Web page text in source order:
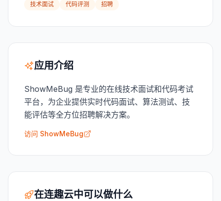
技术面试 代码评测 招聘
应用介绍
ShowMeBug 是专业的在线技术面试和代码考试
平台，为企业提供实时代码面试、算法测试、技
能评估等全方位招聘解决方案。
访问 ShowMeBug
在连趣云中可以做什么